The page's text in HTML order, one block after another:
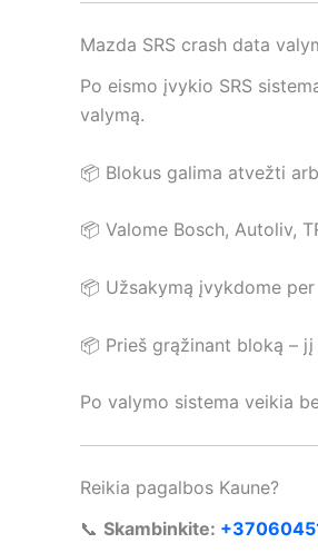
Mazda SRS crash data
Po eismo įvykio SRS
valymą.
📦 Blokus galima atvežti
📦 Valome Bosch, Autoliv,
📦 Užsakymą įvykdome
📦 Prieš grąžinant bloką –
Po valymo sistema veikia
Reikia pagalbos Kaune?
📞 Skambinkite: